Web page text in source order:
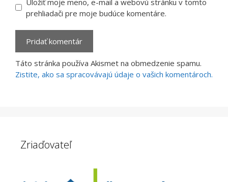
prehliadači pre moje budúce komentáre.
Táto stránka používa Akismet na obmedzenie spamu.
Zistite, ako sa spracovávajú údaje o vašich komentároch.
Zriaďovateľ